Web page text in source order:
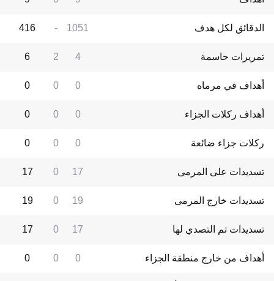
الدقائق لكل هدف 1051
-
416
تمريرات حاسمة 4
2
6
أهداف في مرماه 0
0
0
أهداف ركلات الجزاء 0
0
0
ركلات جزاء ضائعة 0
0
0
تسديدات على المرمى 17
0
17
تسديدات خارج المرمى 19
0
19
تسديدات تم التصدي لها 17
0
17
أهداف من خارج منطقة الجزاء 0
0
0